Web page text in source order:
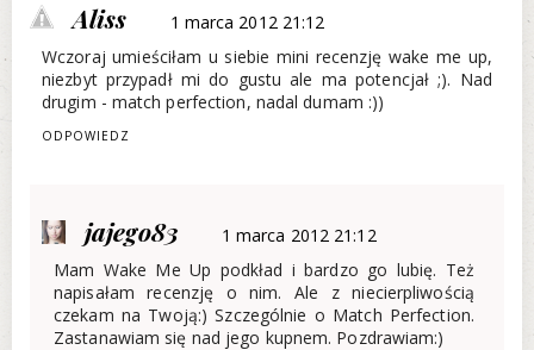
Aliss
1 marca 2012 21:12
Wczoraj umieściłam u siebie mini recenzję wake me up,
niezbyt przypadł mi do gustu ale ma potencjał ;). Nad
drugim - match perfection, nadal dumam :))
ODPOWIEDZ
jajego83
1 marca 2012 21:12
Mam Wake Me Up podkład i bardzo go lubię. Też
napisałam recenzję o nim. Ale z niecierpliwością
czekam na Twoją:) Szczególnie o Match Perfection.
Zastanawiam się nad jego kupnem. Pozdrawiam:)